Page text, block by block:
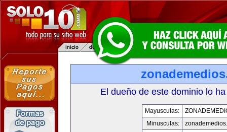
El dueño de este dominio lo
Mayusculas:
Minusculas: